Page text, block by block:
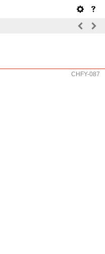
CHFY-087